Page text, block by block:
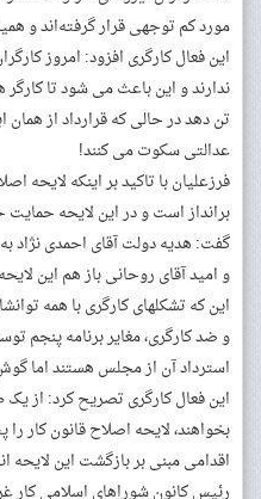
مورد کم توجهی قرار گرفته‌اند و
این فعال کارگری افزود: امروز
ندارند و این باعث می شود تا کارگر
تن دهد در حالی که قرارداد از همان
عدالتی سکوت می کنند!
فرزعلیان با تاکید بر اینکه لایحه
برانداز است و در این لایحه
گفت: هدیه دولت آقای احمدی نژاد
و امید آقای روحانی باز هم این
این که تشکلهای کارگری با همه
و ضد کارگری، مغایر برنامه پنجم
استرداد آن از مجلس هستند اما
این فعال کارگری تصریح کرد: از
بخواهند، لایحه اصلاح قانون کار
اقدامی مبنی بر بازگشت این لایحه
رئیس کانون شوراهای اسلامی کار